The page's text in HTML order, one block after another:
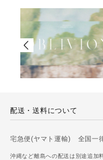
配送・送料について
宅急便(ヤマト運輸) 全国一
沖縄など離島への配送は別途追加